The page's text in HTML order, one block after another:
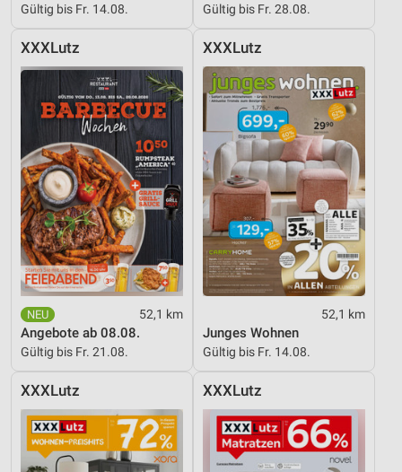
Gültig bis Fr. 14.08. Gültig bis Fr. 28.08.
XXXLutz
52,1 km
Angebote ab 08.08.
Gültig bis Fr. 21.08.
XXXLutz
52,1 km
Junges Wohnen
Gültig bis Fr. 14.08.
XXXLutz XXXLutz